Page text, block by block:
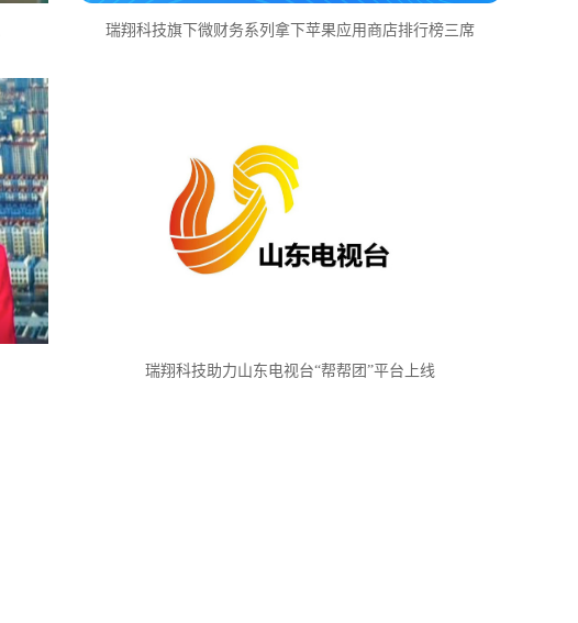
瑞翔科技旗下微财务系列拿下苹果应用商店排行榜三席
瑞翔科技助力山东电视台“帮帮团”平台上线